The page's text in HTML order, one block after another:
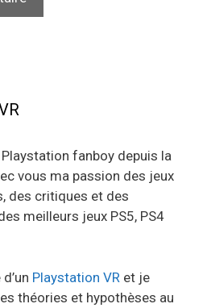
Playstation fanboy depuis la
vous ma passion des jeux
des critiques et des
meilleurs jeux PS5, PS4
Playstation VR et je
théories et hypothèses au